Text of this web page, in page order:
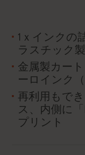
1ｘインクの
ラスチック
金属製カー
ーロインク
再利用もで
ス、内側に「
プリント